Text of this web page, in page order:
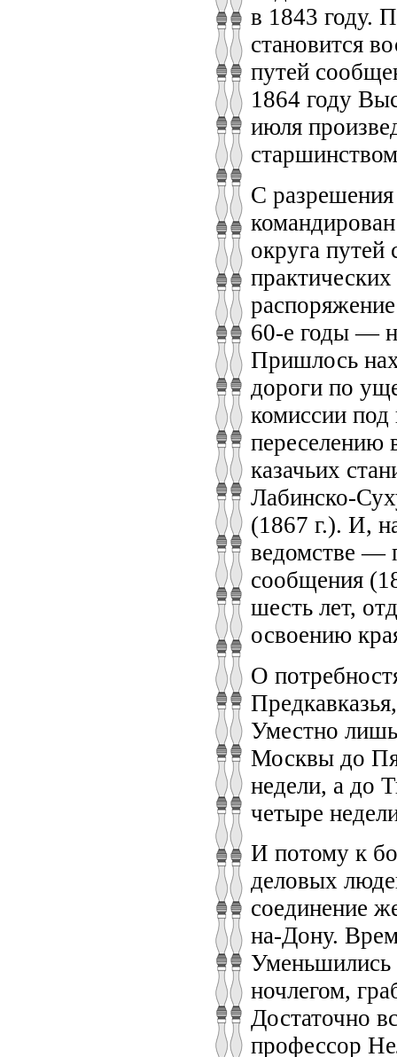
в 1843 году.
становится
путей
1864 году
июля
С
округа путей
60-е годы —
Пришлось
дороги по
комиссии под
переселению
казачьих
Лабинско-
(1867 г.). И,
ведомстве —
сообщения
шесть лет,
освоению
О
Уместно
Москвы до
недели, а до
четыре
И потому к
деловых
соединение
на-Дону.
Уменьшились
ночлегом,
Достаточно
профессор